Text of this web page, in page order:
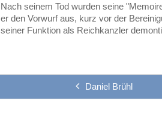
Nach seinem Tod wurden seine
er den Vorwurf aus, kurz vor der
seiner Funktion als Reichkanzler
Daniel Brühl